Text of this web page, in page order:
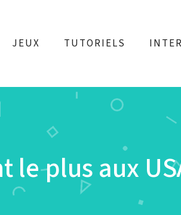
JEUX TUTORIELS
le plus aux